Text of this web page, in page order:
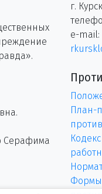
Серафима
г.
e-mail:
План-
Формы